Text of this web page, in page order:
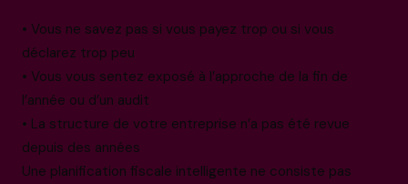
• Vous ne savez pas si vous payez trop ou si vous
déclarez trop peu
• Vous vous sentez exposé à l’approche de la fin de
l’année ou d’un audit
• La structure de votre entreprise n’a pas été revue
depuis des années
Une planification fiscale intelligente ne consiste pas